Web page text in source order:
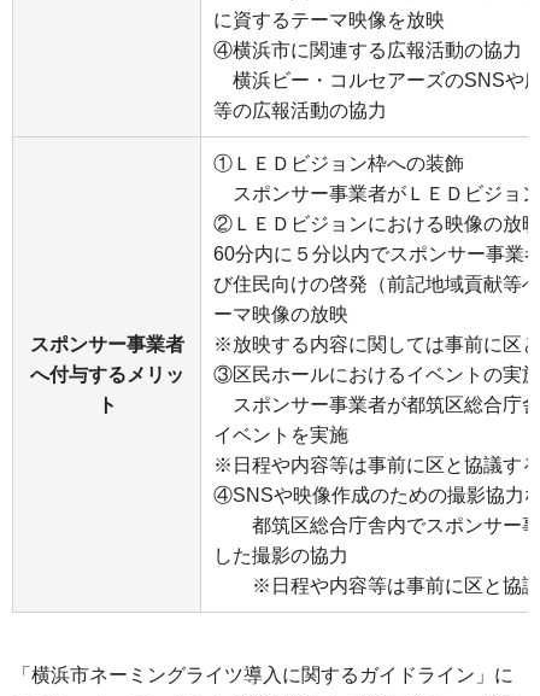
に資するテーマ映像を放映
④横浜市に関連する広報活動の協力
横浜ビー・コルセアーズのSNSや
等の広報活動の協力
スポンサー事業者
へ付与するメリッ
ト
①ＬＥＤビジョン枠への装飾
スポンサー事業者がＬＥＤビジョ
②ＬＥＤビジョンにおける映像の放映
60分内に５分以内でスポンサー事業
び住民向けの啓発（前記地域貢献等
ーマ映像の放映
※放映する内容に関しては事前に区
③区民ホールにおけるイベントの実施
スポンサー事業者が都筑区総合庁
イベントを実施
※日程や内容等は事前に区と協議する
④SNSや映像作成のための撮影協力
都筑区総合庁舎内でスポンサー事
した撮影の協力
※日程や内容等は事前に区と協
「横浜市ネーミングライツ導入に関するガイドライン」に